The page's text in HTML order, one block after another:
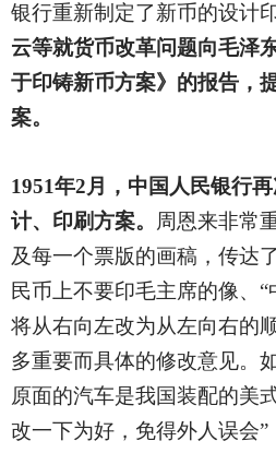
银行重新制定了新币的设计
云等就货币改革问题向毛泽
于印铸新币方案》的报告，
案。
1951年2月，中国人民银行
计、印刷方案。
周恩来非常
及每一个票版的画稿，传达
民币上不要印毛主席的像、
将从右向左改为从左向右的
多重要而具体的修改意见。
原面的汽车是我国装配的美
改一下为好，免得外人误会